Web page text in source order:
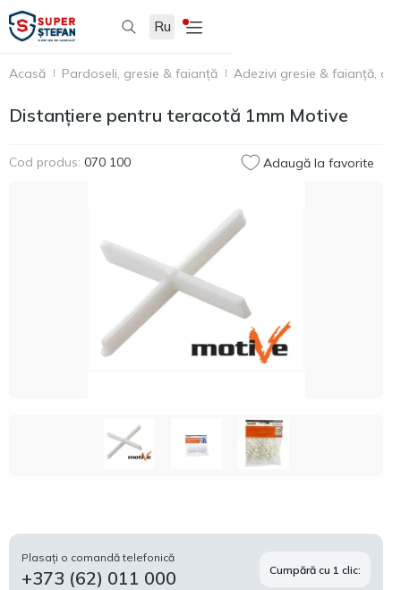
Ru
Acasă Pardoseli, gresie & faianță Adezivi gresie & faianță,
Distanțiere pentru teracotă 1mm Motive
Cod produs: 070 100 Adaugă la favorite
Plasați o comandă telefonică
+373 (62) 011 000 Cumpără cu 1 clic: